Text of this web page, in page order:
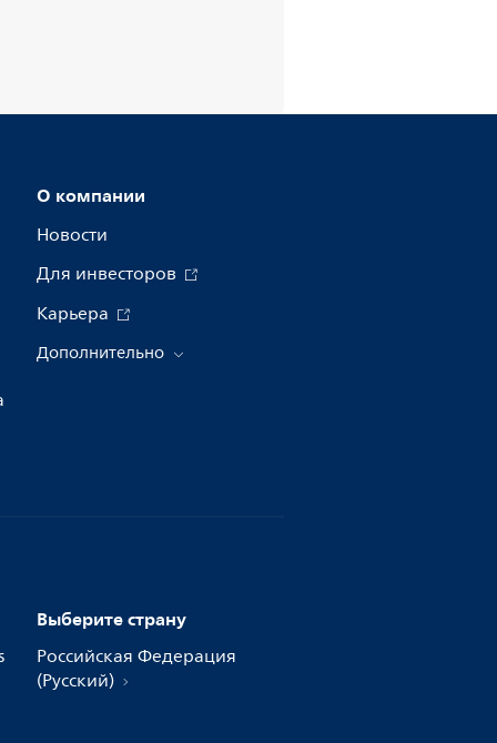
О компании
Новости
Для инвесторов
Карьера
Дополнительно
Выберите страну
Российская Федерация
(Русский)